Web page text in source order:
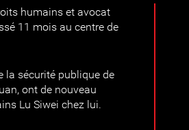
humains et avocat
11 mois au centre de
la sécurité publique de
ont de nouveau
Lu Siwei chez lui.